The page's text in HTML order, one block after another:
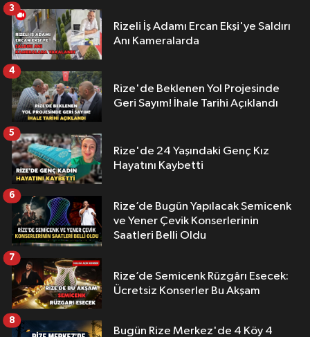
Rizeli İş Adamı Ercan Ekşi'ye Saldırı
Anı Kameralarda
3
Rize'de Beklenen Yol Projesinde
Geri Sayım! İhale Tarihi Açıklandı
4
Rize'de 24 Yaşındaki Genç Kız
Hayatını Kaybetti
5
Rize’de Bugün Yapılacak Semicenk
ve Yener Çevik Konserlerinin
Saatleri Belli Oldu
6
Rize’de Semicenk Rüzgârı Esecek:
Ücretsiz Konserler Bu Akşam
7
Bugün Rize Merkez'de 4 Köy 4
8